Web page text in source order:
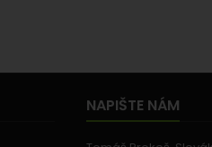
NAPIŠTE NÁM